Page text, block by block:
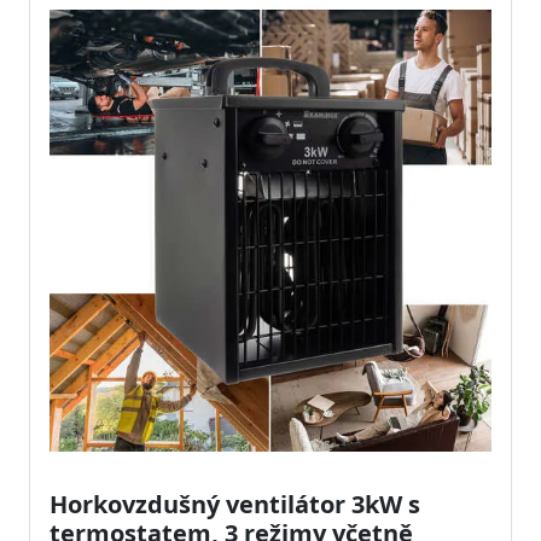
Horkovzdušný ventilátor 3kW s
termostatem, 3 režimy včetně